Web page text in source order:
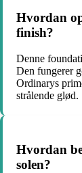
Hvordan
finish?
Denne
Den fungerer
Ordinarys
strålende glød.
Hvordan
solen?